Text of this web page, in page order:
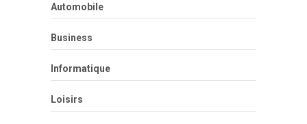
Automobile
Business
Informatique
Loisirs